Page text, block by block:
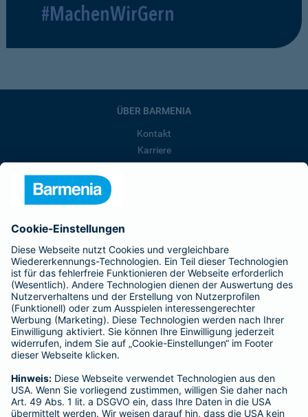
#MachenWirGern
ÜBER BARMENIA
Kontakt
Karriere
Barmenia ist Teil der BarmeniaGothaer
BELIEBTE SEITEN
Kranken-Zusatzversicherung
Tierversicherungen
Haftpflichtversicherung
Hausratversicherung
Adresse ändern
Schaden melden